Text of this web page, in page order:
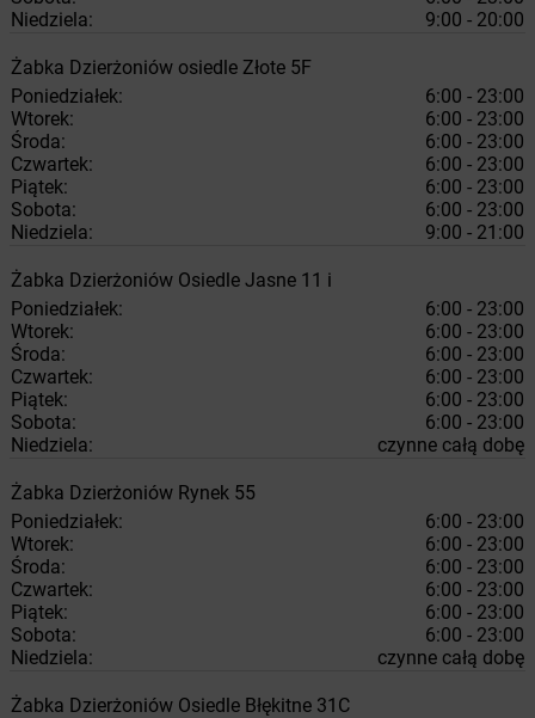
Niedziela:
9:00 - 20:00
Żabka Dzierżoniów osiedle Złote 5F
Poniedziałek:
6:00 - 23:00
Wtorek:
6:00 - 23:00
Środa:
6:00 - 23:00
Czwartek:
6:00 - 23:00
Piątek:
6:00 - 23:00
Sobota:
6:00 - 23:00
Niedziela:
9:00 - 21:00
Żabka Dzierżoniów Osiedle Jasne 11 i
Poniedziałek:
6:00 - 23:00
Wtorek:
6:00 - 23:00
Środa:
6:00 - 23:00
Czwartek:
6:00 - 23:00
Piątek:
6:00 - 23:00
Sobota:
6:00 - 23:00
Niedziela:
czynne całą dobę
Żabka Dzierżoniów Rynek 55
Poniedziałek:
6:00 - 23:00
Wtorek:
6:00 - 23:00
Środa:
6:00 - 23:00
Czwartek:
6:00 - 23:00
Piątek:
6:00 - 23:00
Sobota:
6:00 - 23:00
Niedziela:
czynne całą dobę
Żabka Dzierżoniów Osiedle Błękitne 31C